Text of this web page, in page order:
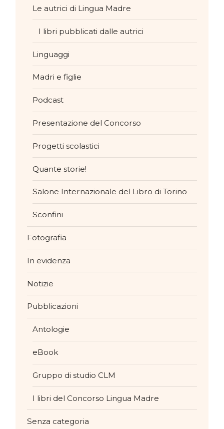
Le autrici di Lingua Madre
I libri pubblicati dalle autrici
Linguaggi
Madri e figlie
Podcast
Presentazione del Concorso
Progetti scolastici
Quante storie!
Salone Internazionale del Libro di Torino
Sconfini
Fotografia
In evidenza
Notizie
Pubblicazioni
Antologie
eBook
Gruppo di studio CLM
I libri del Concorso Lingua Madre
Senza categoria